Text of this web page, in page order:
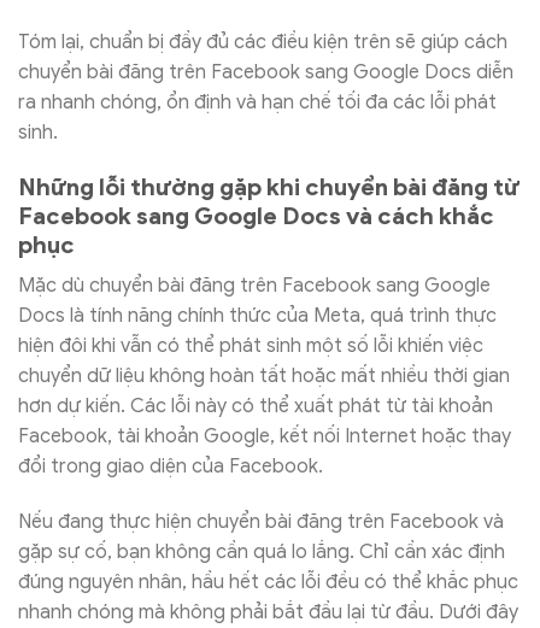
Tóm lại, chuẩn bị đầy đủ các điều kiện trên sẽ giúp cách
chuyển bài đăng trên Facebook sang Google Docs diễn
ra nhanh chóng, ổn định và hạn chế tối đa các lỗi phát
sinh.
Những lỗi thường gặp khi chuyển bài đăng từ
Facebook sang Google Docs và cách khắc
phục
Mặc dù chuyển bài đăng trên Facebook sang Google
Docs là tính năng chính thức của Meta, quá trình thực
hiện đôi khi vẫn có thể phát sinh một số lỗi khiến việc
chuyển dữ liệu không hoàn tất hoặc mất nhiều thời gian
hơn dự kiến. Các lỗi này có thể xuất phát từ tài khoản
Facebook, tài khoản Google, kết nối Internet hoặc thay
đổi trong giao diện của Facebook.
Nếu đang thực hiện chuyển bài đăng trên Facebook và
gặp sự cố, bạn không cần quá lo lắng. Chỉ cần xác định
đúng nguyên nhân, hầu hết các lỗi đều có thể khắc phục
nhanh chóng mà không phải bắt đầu lại từ đầu. Dưới đây